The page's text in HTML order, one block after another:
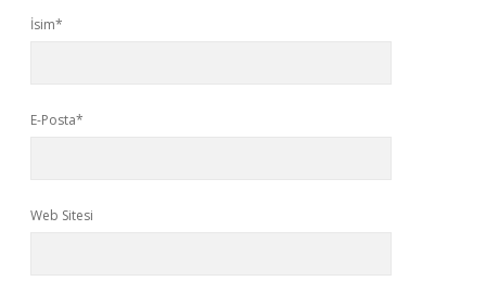
İsim*
E-Posta*
Web Sitesi